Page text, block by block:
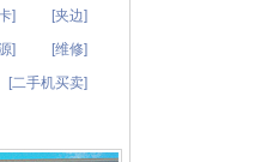
]
[夹边]
]
[维修]
[二手机买卖]